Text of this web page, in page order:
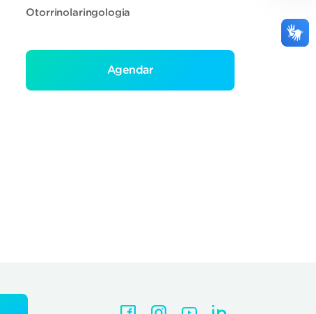
Otorrinolaringologia
Agendar